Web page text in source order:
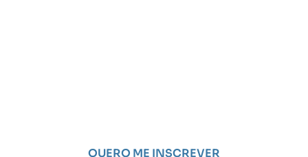
QUERO ME INSCREVER